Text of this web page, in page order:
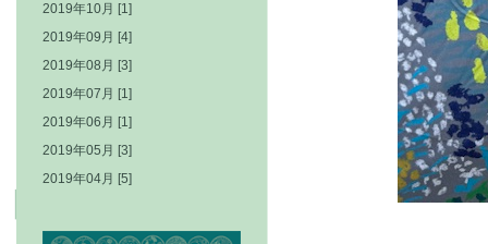
2019年10月 [1]
2019年09月 [4]
2019年08月 [3]
2019年07月 [1]
2019年06月 [1]
2019年05月 [3]
2019年04月 [5]